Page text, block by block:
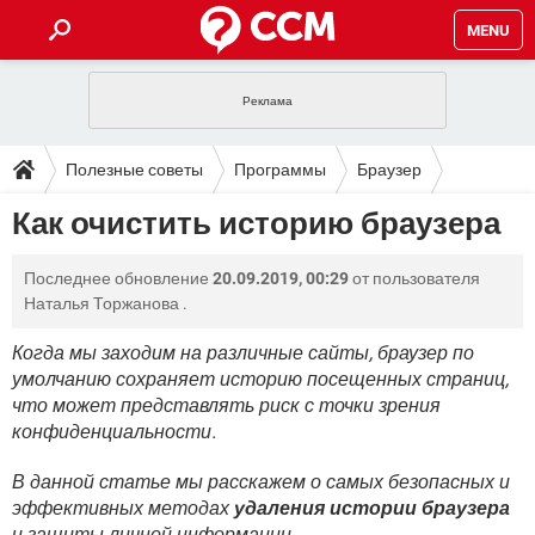
MENU
INSTAGRAM FACEBOOK
ИГРЫ WINDOWS 10
GOOGLE
ПОЛЕЗНЫЕ СОВЕТЫ
TIKTOK TELEGRAM
WHATSAPP INSTAGRAM
FACEBOOK ИГРЫ
ВИДЕО GOOGLE
YANDEX
ЗАГРУЗКИ
WHATSAPP
WINDOWS 10 ВКОНТАКТЕ
ВИДЕО
ФОРУМ
WHATSAPP INSTAGRAM
FACEBOOK ИГРЫ
WINDOWS 10
ВИДЕО GOOGLE
YANDEX
TIKTOK TELEGRAM
WHATSAPP
WINDOWS 10 ВКОНТАКТЕ
Полезные советы Программы Браузер
Как очистить историю браузера
Последнее обновление 20.09.2019, 00:29от пользователя
Наталья Торжанова .
Когда мы заходим на различные сайты, браузер по
умолчанию сохраняет историю посещенных страниц,
что может представлять риск с точки зрения
конфиденциальности.
В данной статье мы расскажем о самых безопасных и
эффективных методах удаления истории браузера